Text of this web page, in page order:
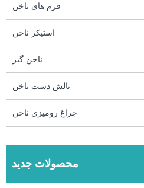
فرم های ناخن
استیکر ناخن
ناخن گیر
بالش دست ناخن
چراغ رومیزی ناخن
محصولات جدید